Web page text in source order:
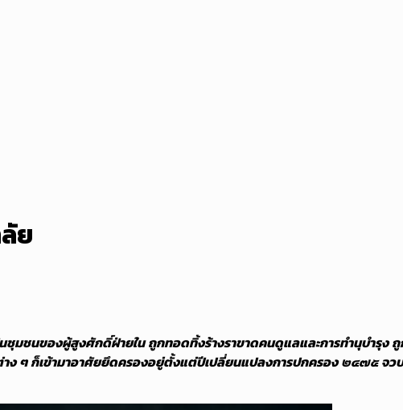
ย
มชนของผู้สูงศักดิ์ฝ่ายใน ถูกทอดทิ้งร้างราขาดคนดูแลและการทำนุบำรุง
ง ๆ ก็เข้ามาอาศัยยึดครองอยู่ตั้งแต่ปีเปลี่ยนแปลงการปกครอง ๒๔๗๕ จ